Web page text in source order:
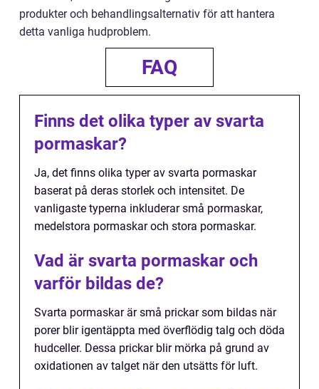
produkter och behandlingsalternativ för att hantera
detta vanliga hudproblem.
FAQ
Finns det olika typer av svarta
pormaskar?
Ja, det finns olika typer av svarta pormaskar
baserat på deras storlek och intensitet. De
vanligaste typerna inkluderar små pormaskar,
medelstora pormaskar och stora pormaskar.
Vad är svarta pormaskar och
varför bildas de?
Svarta pormaskar är små prickar som bildas när
porer blir igentäppta med överflödig talg och döda
hudceller. Dessa prickar blir mörka på grund av
oxidationen av talget när den utsätts för luft.